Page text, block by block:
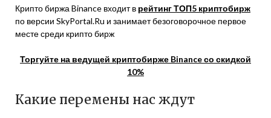
Крипто биржа Binance входит в рейтинг ТОП5 криптобирж
по версии SkyPortal.Ru и занимает безоговорочное первое
месте среди крипто бирж
Торгуйте на ведущей криптобирже Binance со скидкой
10%
Какие перемены нас ждут